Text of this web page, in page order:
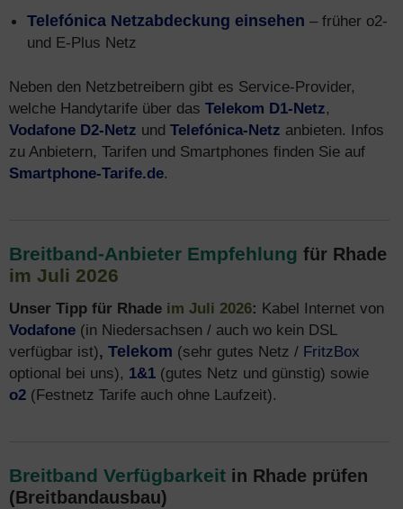
Telefónica Netzabdeckung einsehen – früher o2-
und E-Plus Netz
Neben den Netzbetreibern gibt es Service-Provider,
welche Handytarife über das Telekom D1-Netz,
Vodafone D2-Netz und Telefónica-Netz anbieten. Infos
zu Anbietern, Tarifen und Smartphones finden Sie auf
Smartphone-Tarife.de.
Breitband-Anbieter Empfehlung für Rhade
im Juli 2026
Unser Tipp für Rhade im Juli 2026: Kabel Internet von
Vodafone (in Niedersachsen / auch wo kein DSL
verfügbar ist), Telekom (sehr gutes Netz / FritzBox
optional bei uns), 1&1 (gutes Netz und günstig) sowie
o2 (Festnetz Tarife auch ohne Laufzeit).
Breitband Verfügbarkeit in Rhade prüfen
(Breitbandausbau)